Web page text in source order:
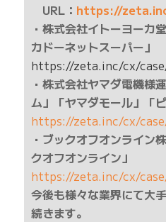
URL： https://
・株式会社イトーヨーカ
カドーネットスーパー」
https://zeta.inc/cx/
・株式会社ヤマダ電機様
ム」「ヤマダモール」「
https://zeta.inc/cx/
・ブックオフオンライン
クオフオンライン」
https://zeta.inc/cx/
今後も様々な業界にて大
続きます。